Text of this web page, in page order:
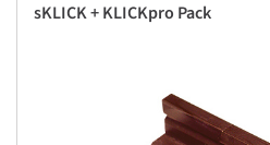
sKLICK + KLICKpro Pack